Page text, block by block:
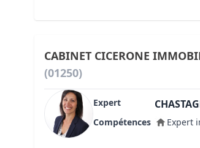
CABINET CICERONE
(01250)
Expert
Compétences Expert